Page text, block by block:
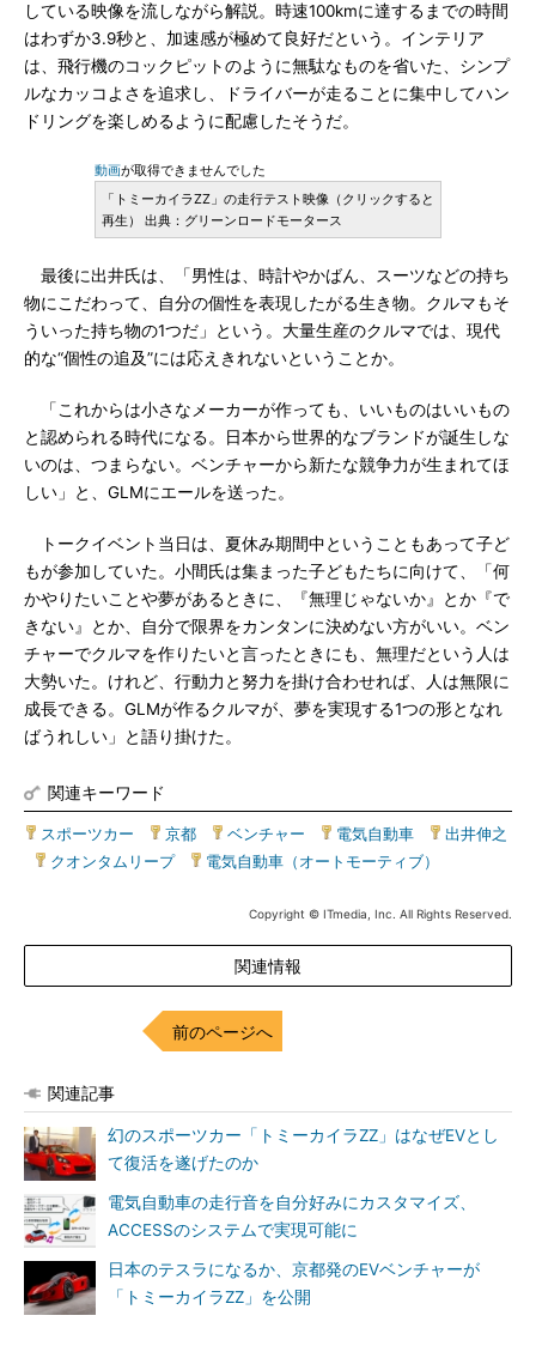
している映像を流しながら解説。時速100kmに達するまでの時間
はわずか3.9秒と、加速感が極めて良好だという。インテリア
は、飛行機のコックピットのように無駄なものを省いた、シンプ
ルなカッコよさを追求し、ドライバーが走ることに集中してハン
ドリングを楽しめるように配慮したそうだ。
動画が取得できませんでした
「トミーカイラZZ」の走行テスト映像（クリックすると
再生） 出典：グリーンロードモータース
最後に出井氏は、「男性は、時計やかばん、スーツなどの持ち
物にこだわって、自分の個性を表現したがる生き物。クルマもそ
ういった持ち物の1つだ」という。大量生産のクルマでは、現代
的な“個性の追及”には応えきれないということか。
「これからは小さなメーカーが作っても、いいものはいいもの
と認められる時代になる。日本から世界的なブランドが誕生しな
いのは、つまらない。ベンチャーから新たな競争力が生まれてほ
しい」と、GLMにエールを送った。
トークイベント当日は、夏休み期間中ということもあって子ど
もが参加していた。小間氏は集まった子どもたちに向けて、「何
かやりたいことや夢があるときに、『無理じゃないか』とか『で
きない』とか、自分で限界をカンタンに決めない方がいい。ベン
チャーでクルマを作りたいと言ったときにも、無理だという人は
大勢いた。けれど、行動力と努力を掛け合わせれば、人は無限に
成長できる。GLMが作るクルマが、夢を実現する1つの形となれ
ばうれしい」と語り掛けた。
関連キーワード
スポーツカー 京都 ベンチャー 電気自動車
出井伸之
クオンタムリープ| 電気自動車（オートモーティブ）
Copyright © ITmedia, Inc. All Rights Reserved.
関連情報
前のページへ
関連記事
幻のスポーツカー「トミーカイラZZ」はなぜEVとし
て復活を遂げたのか
電気自動車の走行音を自分好みにカスタマイズ、
ACCESSのシステムで実現可能に
日本のテスラになるか、京都発のEVベンチャーが
「トミーカイラZZ」を公開